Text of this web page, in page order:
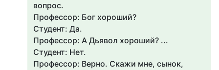
вопрос.
Профессор: Бог хороший?
Студент: Да.
Профессор: А Дьявол хороший? ...
Студент: Нет.
Профессор: Верно. Скажи мне, сынок,